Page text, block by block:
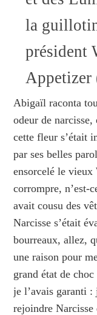
la
président
Appetizer
Abigaïl raconta
odeur de narcisse,
cette fleur s’était
par ses belles
ensorcelé le
corrompre,
avait cousu des
Narcisse s’était
bourreaux, allez,
une raison pour
grand état de
je l’avais garanti :
rejoindre